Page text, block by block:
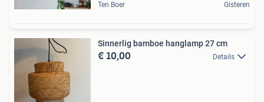
Ten Boer Gisteren
Sinnerlig bamboe hanglamp 27 cm
€ 10,00 Details